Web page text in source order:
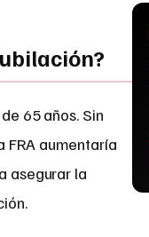
65 años. Sin
FRA aumentaría
asegurar la